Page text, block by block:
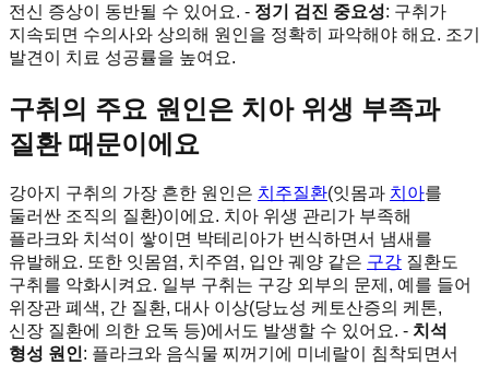
전신 증상이 동반될 수 있어요. - 정기 검진 중요성: 구취가
지속되면 수의사와 상의해 원인을 정확히 파악해야 해요. 조기
발견이 치료 성공률을 높여요.
구취의 주요 원인은 치아 위생 부족과
질환 때문이에요
강아지 구취의 가장 흔한 원인은 치주질환(잇몸과 치아를
둘러싼 조직의 질환)이에요. 치아 위생 관리가 부족해
플라크와 치석이 쌓이면 박테리아가 번식하면서 냄새를
유발해요. 또한 잇몸염, 치주염, 입안 궤양 같은 구강 질환도
구취를 악화시켜요. 일부 구취는 구강 외부의 문제, 예를 들어
위장관 폐색, 간 질환, 대사 이상(당뇨성 케토산증의 케톤,
신장 질환에 의한 요독 등)에서도 발생할 수 있어요. - 치석
형성 원인: 플라크와 음식물 찌꺼기에 미네랄이 침착되면서